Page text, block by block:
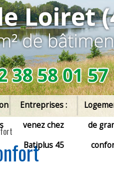
Entreprises :
venez chez
Batiplus 45
de